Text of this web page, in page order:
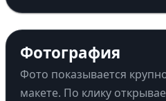
Фотография
Фото показывается
макете. По клику